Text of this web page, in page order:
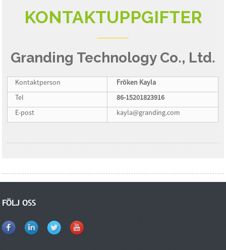
KONTAKTUPPGIFTER
Granding Technology Co., Ltd.
Kontaktperson
Fröken Kayla
Tel
86-15201823916
E-post
kayla@granding.com
FÖLJ OSS